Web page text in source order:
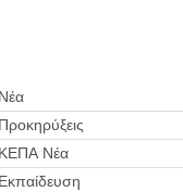
Νέα
Προκηρύξεις
ΚΕΠΑ Νέα
Εκπαίδευση